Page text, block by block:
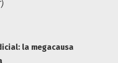
la megacausa